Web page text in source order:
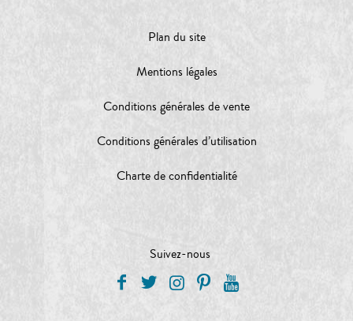
Plan du site
Mentions légales
Conditions générales de vente
Conditions générales d’utilisation
Charte de confidentialité
Suivez-nous